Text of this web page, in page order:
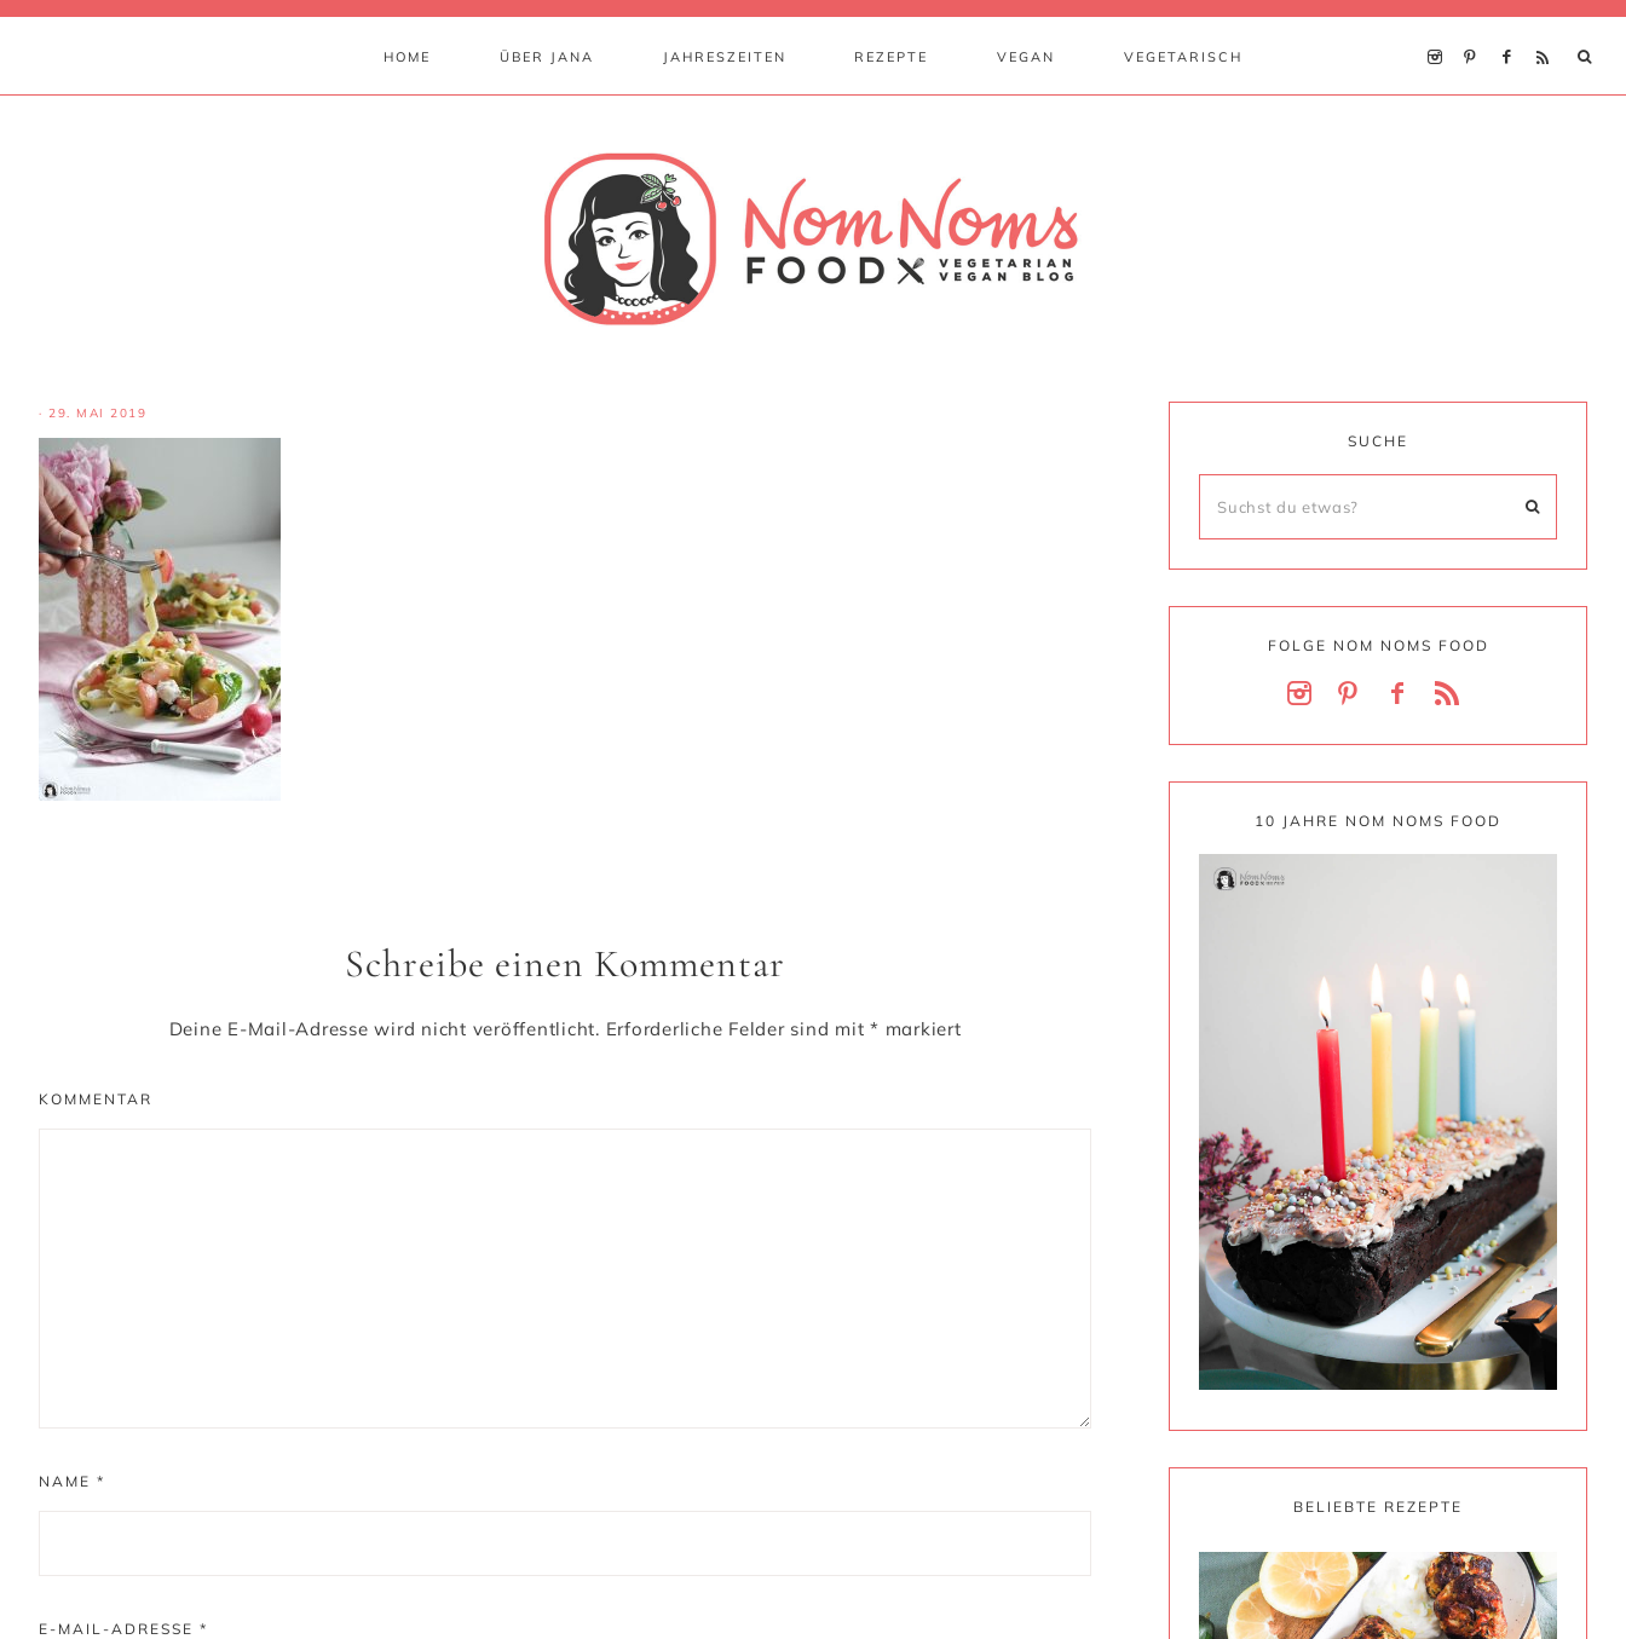
HOME ÜBER JANA JAHRESZEITEN REZEPTE VEGAN VEGETARISCH
· 29. MAI 2019
Schreibe einen Kommentar
Deine E-Mail-Adresse wird nicht veröffentlicht. Erforderliche Felder sind mit* markiert
KOMMENTAR
NAME *
E-MAIL-ADRESSE *
SUCHE
FOLGE NOM NOMS FOOD
10 JAHRE NOM NOMS FOOD
BELIEBTE REZEPTE